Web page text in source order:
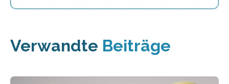
Verwandte Beiträge